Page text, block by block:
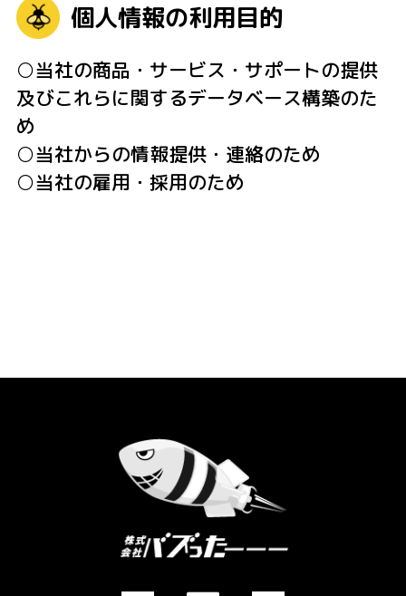
個人情報の利用目的
○当社の商品・サービス・サポートの提供
及びこれらに関するデータベース構築のた
め
○当社からの情報提供・連絡のため
○当社の雇用・採用のため